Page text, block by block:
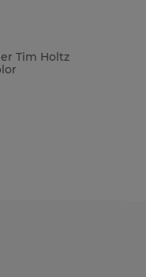
Tim Holtz